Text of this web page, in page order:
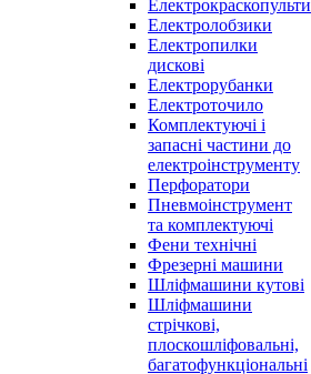
Електрокраскопульти
Електролобзики
Електропилки
дискові
Електрорубанки
Електроточило
Комплектуючі і
запасні частини до
електроінструменту
Перфоратори
Пневмоінструмент
та комплектуючі
Фени технічні
Фрезерні машини
Шліфмашини кутові
Шліфмашини
стрічкові,
плоскошліфовальні,
багатофункціональні